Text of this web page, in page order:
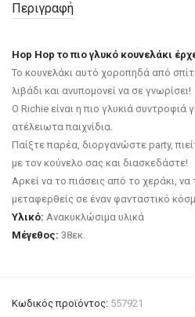
Περιγραφή
Hop Hop το πιο γλυκό κουνελάκι
Το κουνελάκι αυτό χοροπηδά από
λιβάδι και ανυπομονεί να σε γνωρίσει!
Ο Richie είναι η πιο γλυκιά συντροφιά
ατέλειωτα παιχνίδια.
Παίξτε παρέα, διοργανώστε party,
με τον κούνελο σας και διασκεδάστε!
Αρκεί να το πιάσεις από το χεράκι, να
μεταφερθείς σε έναν φανταστικό
Υλικό: Ανακυκλώσιμα υλικά
Μέγεθος: 38εκ.
Κωδικός προϊόντος: 557921